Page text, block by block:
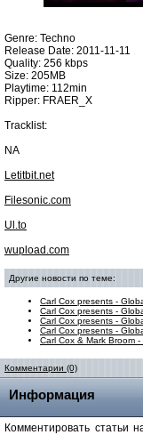
Genre: Techno
Release Date: 2011-11-11
Quality: 256 kbps
Size: 205MB
Playtime: 112min
Ripper: FRAER_X
Tracklist:
NA
Letitbit.net
Filesonic.com
Ul.to
wupload.com
Другие новости по теме:
Carl Cox presents -
Carl Cox presents -
Carl Cox presents -
Carl Cox presents -
Carl Cox & Mark Broom
Комментарии (0)
Информация
Комментировать статьи